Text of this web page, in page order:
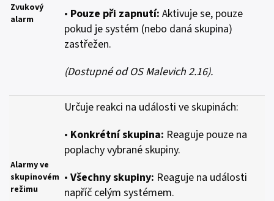
Zvukový
alarm
• Pouze při zapnutí: Aktivuje se, pouze
pokud je systém (nebo daná skupina)
zastřežen.
(Dostupné od OS Malevich 2.16).
Alarmy ve
skupinovém
režimu
Určuje reakci na události ve skupinách:
• Konkrétní skupina: Reaguje pouze na
poplachy vybrané skupiny.
• Všechny skupiny: Reaguje na události
napříč celým systémem.